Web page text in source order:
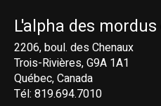
L'alpha des
2206, boul. des Chenaux
Trois-Rivières, G9A 1A1
Québec, Canada
Tél: 819.694.7010